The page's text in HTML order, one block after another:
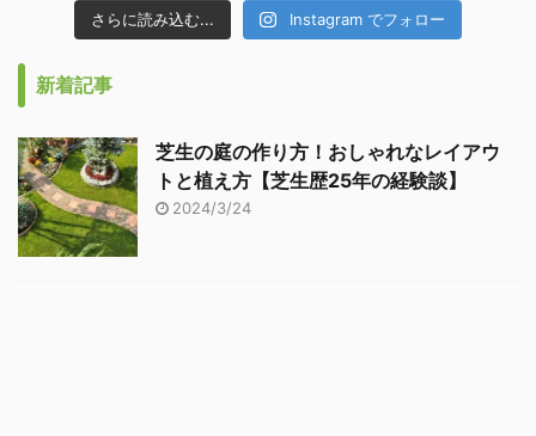
さらに読み込む... Instagram でフォロー
新着記事
芝生の庭の作り方！おしゃれなレイアウ
トと植え方【芝生歴25年の経験談】
2024/3/24